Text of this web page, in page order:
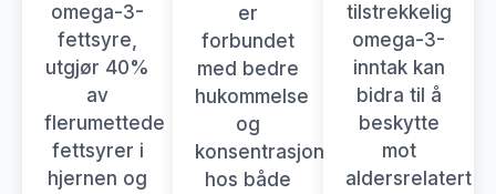
omega-3-
fettsyre,
utgjør 40%
av
flerumettede
fettsyrer i
hjernen og
er
forbundet
med bedre
hukommelse
og
konsentrasjonsevne
hos både
tilstrekkelig
omega-3-
inntak kan
bidra til å
beskytte
mot
aldersrelatert